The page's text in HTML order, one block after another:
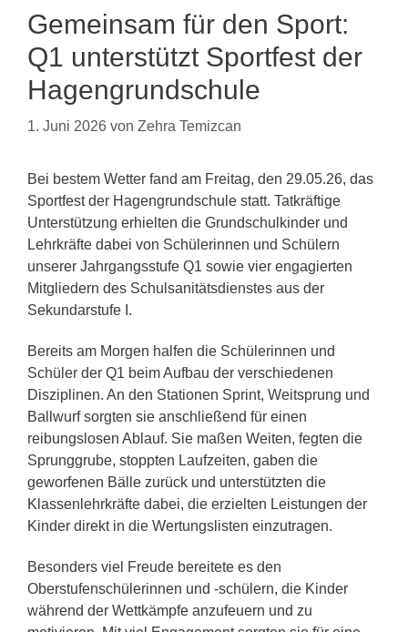
Gemeinsam für den Sport:
Q1 unterstützt Sportfest der
Hagengrundschule
1. Juni 2026 von Zehra Temizcan
Bei bestem Wetter fand am Freitag, den 29.05.26, das
Sportfest der Hagengrundschule statt. Tatkräftige
Unterstützung erhielten die Grundschulkinder und
Lehrkräfte dabei von Schülerinnen und Schülern
unserer Jahrgangsstufe Q1 sowie vier engagierten
Mitgliedern des Schulsanitätsdienstes aus der
Sekundarstufe I.
Bereits am Morgen halfen die Schülerinnen und
Schüler der Q1 beim Aufbau der verschiedenen
Disziplinen. An den Stationen Sprint, Weitsprung und
Ballwurf sorgten sie anschließend für einen
reibungslosen Ablauf. Sie maßen Weiten, fegten die
Sprunggrube, stoppten Laufzeiten, gaben die
geworfenen Bälle zurück und unterstützten die
Klassenlehrkräfte dabei, die erzielten Leistungen der
Kinder direkt in die Wertungslisten einzutragen.
Besonders viel Freude bereitete es den
Oberstufenschülerinnen und -schülern, die Kinder
während der Wettkämpfe anzufeuern und zu